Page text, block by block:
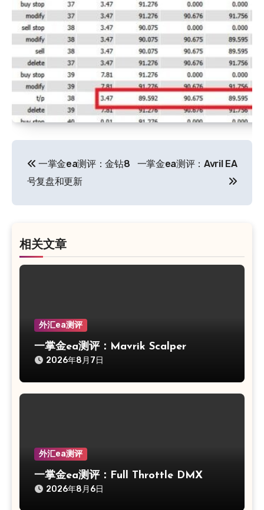
章
导
一掌金ea测评：金钻8
号复盘和更新
一掌金ea测评：Avril EA
相关文章
外汇ea测评
一掌金ea测评：Mavrik Scalper
2026年8月7日
外汇ea测评
一掌金ea测评：Full Throttle DMX
2026年8月6日